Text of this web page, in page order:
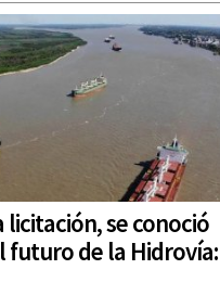
licitación, se conoció
futuro de la Hidrovía: